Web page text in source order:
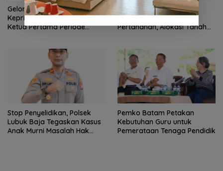
Gelombang Mundur dari PWI
Kepri Berlanjut, Socrates
Ketua Pertama Periode
BP Batam Perkuat
Transparansi Layanan
Pertanahan, Alokasi Tanah
Stop Penyelidikan, Polsek
Lubuk Baja Tegaskan Kasus
Anak Murni Masalah Hak
Pemko Batam Petakan
Kebutuhan Guru untuk
Pemerataan Tenaga Pendidik